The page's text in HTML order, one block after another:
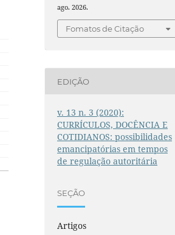
ago. 2026.
Fomatos de Citação
EDIÇÃO
v. 13 n. 3 (2020):
CURRÍCULOS, DOCÊNCIA E
COTIDIANOS: possibilidades
emancipatórias em tempos
de regulação autoritária
SEÇÃO
Artigos